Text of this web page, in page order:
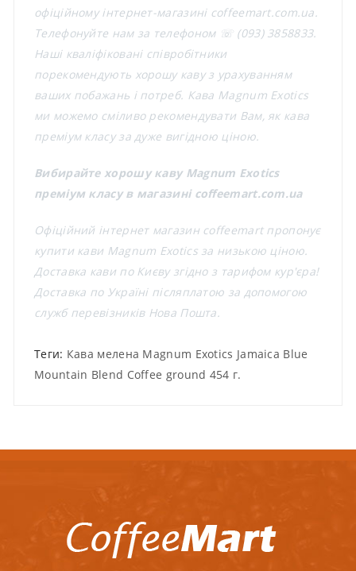
офіційному інтернет-магазині coffeemart.com.ua.
Телефонуйте нам за телефоном ☏ (093) 3858833.
Наші кваліфіковані співробітники
порекомендують хорошу каву з урахуванням
ваших побажань і потреб. Кава Magnum Exotics
ми можемо сміливо рекомендувати Вам, як кава
преміум класу за дуже вигідною ціною.
Вибирайте хорошу каву Magnum Exotics
преміум класу в магазині coffeemart.com.ua
Офіційний інтернет магазин coffeemart пропонує
купити кави Magnum Exotics за низькою ціною.
Доставка кави по Києву згідно з тарифом кур'єра!
Доставка по Україні післяплатою за допомогою
служб перевізників Нова Пошта.
Теги: Кава мелена Magnum Exotics Jamaica Blue
Mountain Blend Coffee ground 454 г.